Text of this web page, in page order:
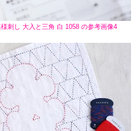
刺し 大入と三角 白 1058 の参考画像4